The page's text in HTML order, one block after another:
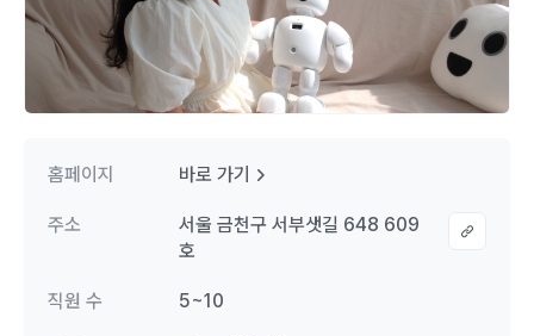
홈페이지 바로 가기
주소
서울 금천구 서부샛길 648 609
호
직원 수 5~10